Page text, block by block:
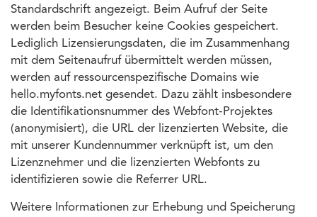
Standardschrift angezeigt. Beim Aufruf der Seite
werden beim Besucher keine Cookies gespeichert.
Lediglich Lizensierungsdaten, die im Zusammenhang
mit dem Seitenaufruf übermittelt werden müssen,
werden auf ressourcenspezifische Domains wie
hello.myfonts.net gesendet. Dazu zählt insbesondere
die Identifikationsnummer des Webfont-Projektes
(anonymisiert), die URL der lizenzierten Website, die
mit unserer Kundennummer verknüpft ist, um den
Lizenznehmer und die lizenzierten Webfonts zu
identifizieren sowie die Referrer URL.
Weitere Informationen zur Erhebung und Speicherung